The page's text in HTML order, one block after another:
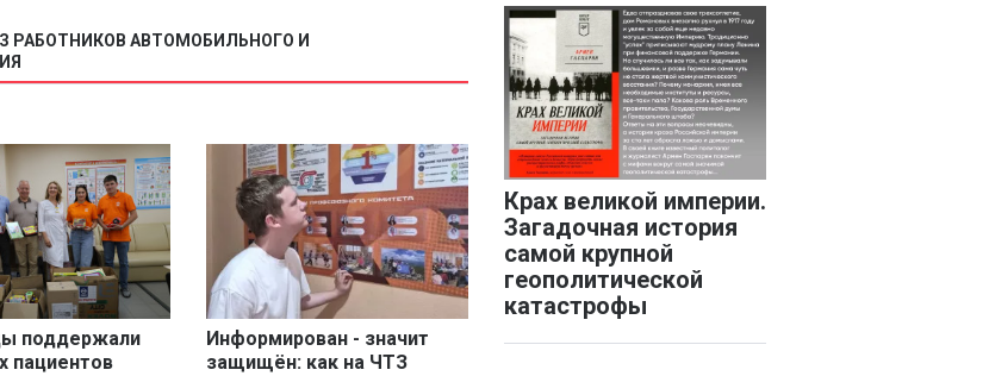
РАБОТНИКОВ АВТОМОБИЛЬНОГО И
поддержали
пациентов
Информирован - значит
защищён: как на ЧТЗ
Крах великой империи.
Загадочная история
самой крупной
геополитической
катастрофы